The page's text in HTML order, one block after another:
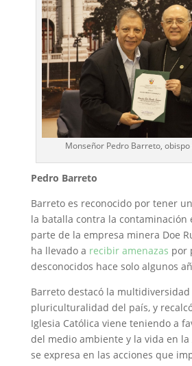
Monseñor Pedro Barreto,
Pedro Barreto
Barreto es reconocido por tener
la batalla contra la contaminación
parte de la empresa minera Doe
ha llevado a recibir amenazas por
desconocidos hace solo algunos
Barreto destacó la multidiversidad
pluriculturalidad del país, y
Iglesia Católica viene teniendo a
del medio ambiente y la vida en la
se expresa en las acciones que